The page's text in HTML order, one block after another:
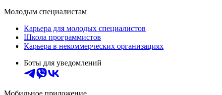
Молодым специалистам
Карьера для молодых специалистов
Школа программистов
Карьера в некоммерческих организациях
Боты для уведомлений